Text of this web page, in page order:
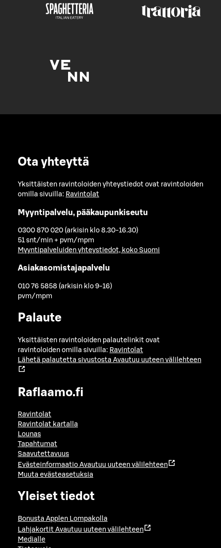
Ota yhteyttä
Yksittäisten ravintoloiden yhteystiedot ovat ravintoloiden
omilla sivuilla: Ravintolat
Myyntipalvelu, pääkaupunkiseutu
0300 870 020 (arkisin klo 8.30-16.30)
51 snt/min + pvm/mpm
Myyntipalveluiden yhteystiedot, koko Suomi
Asiakasomistajapalvelu
010 76 5858 (arkisin klo 9-16)
pvm/mpm
Palaute
Yksittäisten ravintoloiden palautelinkit ovat
ravintoloiden omilla sivuilla: Ravintolat
Lähetä palautetta sivustosta Avautuu uuteen välilehteen
Raflaamo.fi
Ravintolat
Ravintolat kartalla
Lounas
Tapahtumat
Saavutettavuus
Evästeinformaatio Avautuu uuteen välilehteen
Muuta evästeasetuksia
Yleiset tiedot
Bonusta Applen Lompakolla
Lahjakortit Avautuu uuteen välilehteen
Medialle